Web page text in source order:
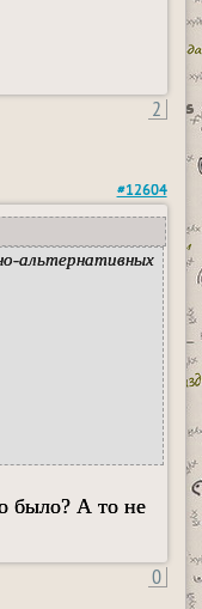
2
#12604
альтернативных
было? А то не
0